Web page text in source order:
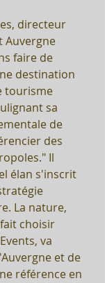
directeur
Auvergne
faire de
destination
tourisme
sa
de
des
Il
élan s'inscrit
La nature,
choisir
va
et de
référence en